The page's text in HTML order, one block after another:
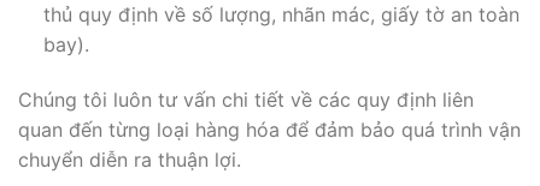
thủ quy định về số lượng, nhãn mác, giấy tờ an toàn
bay).
Chúng tôi luôn tư vấn chi tiết về các quy định liên
quan đến từng loại hàng hóa để đảm bảo quá trình vận
chuyển diễn ra thuận lợi.